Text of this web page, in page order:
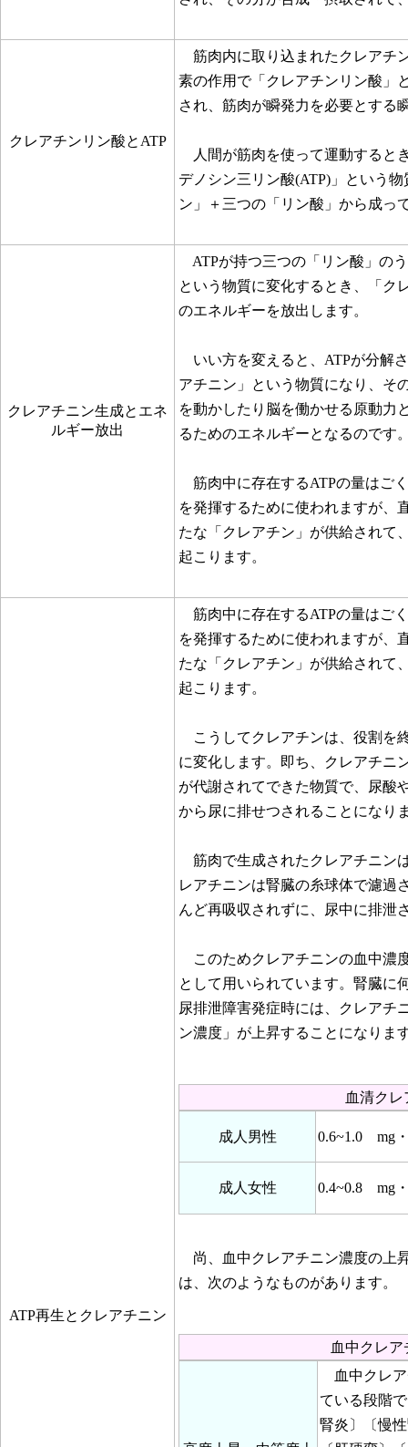
クレアチンリン酸とATP
筋肉内に取り込まれたクレアチ
素の作用で「クレアチンリン酸」
され、筋肉が瞬発力を必要とする
人間が筋肉を使って運動すると
デノシン三リン酸(ATP)」という
ン」＋三つの「リン酸」から成っ
クレアチニン生成とエネ
ルギー放出
ATPが持つ三つの「リン酸」の
という物質に変化するとき、「ク
のエネルギーを放出します。
いい方を変えると、ATPが分解
アチニン」という物質になり、そ
を動かしたり脳を働かせる原動力
るためのエネルギーとなるのです
筋肉中に存在するATPの量はご
を発揮するために使われますが、
たな「クレアチン」が供給されて
起こります。
ATP再生とクレアチニン
筋肉中に存在するATPの量はご
を発揮するために使われますが、
たな「クレアチン」が供給されて
起こります。
こうしてクレアチンは、役割を
に変化します。即ち、クレアチニ
が代謝されてできた物質で、尿酸
から尿に排せつされることになり
筋肉で生成されたクレアチニン
レアチニンは腎臓の糸球体で濾過
んど再吸収されずに、尿中に排泄
このためクレアチニンの血中濃
として用いられています。腎臓に
尿排泄障害発症時には、クレアチ
ン濃度」が上昇することになりま
血清ク
成人男性 0.6~1.0 mg
成人女性 0.4~0.8 mg
尚、血中クレアチニン濃度の上
は、次のようなものがあります。
血中クレ
血中クレア
ている段階
腎炎〕〔慢